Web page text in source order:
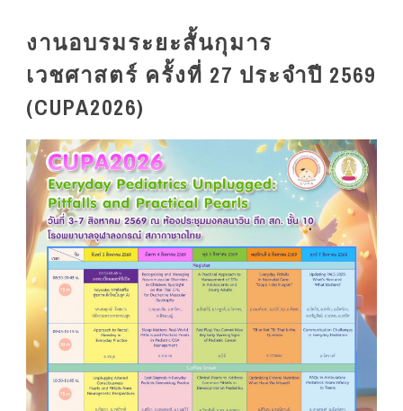
งานอบรมระยะสั้นกุมาร
เวชศาสตร์ ครั้งที่ 27 ประจำปี 2569
(CUPA2026)